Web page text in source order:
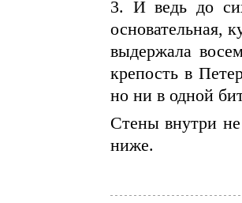
3. И ведь до
основательная,
выдержала
крепость в
но ни в одной
Стены внутри
ниже.